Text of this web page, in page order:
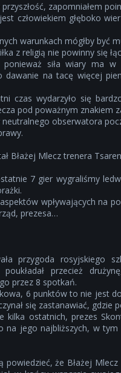
zapomniałem
człowiekiem głęboko
warunkach mógłby być
z religią nie powinny się
ponieważ siła wiary ma w
dawanie na tacę więcej
czas wydarzyło się
pod poważnym znakiem
obserwatora
Błażej Mlecz trenera
7 gier wygraliśmy
wpływających na
prezesa…
przygoda rosyjskiego
przecież
przez 8 spotkań.
6 punktów to nie jest
się zastanawiać, gdzie
kilka ostatnich, prezes
na jego najbliższych, w tym
powiedzieć, że Błażej Mlecz